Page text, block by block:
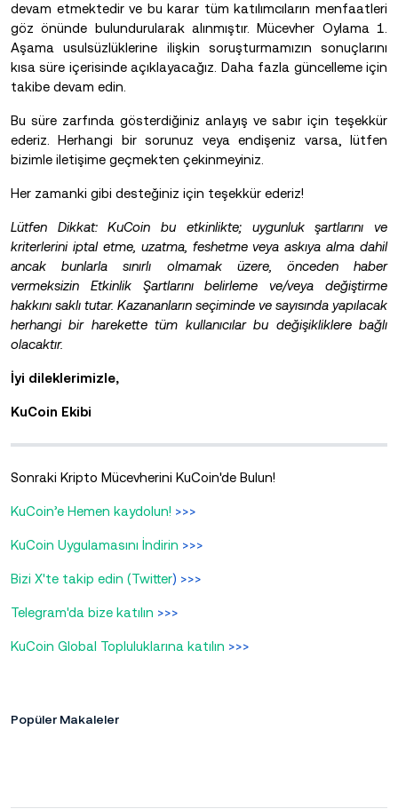
devam etmektedir ve bu karar tüm katılımcıların menfaatleri
göz önünde bulundurularak alınmıştır. Mücevher Oylama 1.
Aşama usulsüzlüklerine ilişkin soruşturmamızın sonuçlarını
kısa süre içerisinde açıklayacağız. Daha fazla güncelleme için
takibe devam edin.
Bu süre zarfında gösterdiğiniz anlayış ve sabır için teşekkür
ederiz. Herhangi bir sorunuz veya endişeniz varsa, lütfen
bizimle iletişime geçmekten çekinmeyiniz.
Her zamanki gibi desteğiniz için teşekkür ederiz!
Lütfen Dikkat: KuCoin bu etkinlikte; uygunluk şartlarını ve
kriterlerini iptal etme, uzatma, feshetme veya askıya alma dahil
ancak bunlarla sınırlı olmamak üzere, önceden haber
vermeksizin Etkinlik Şartlarını belirleme ve/veya değiştirme
hakkını saklı tutar. Kazananların seçiminde ve sayısında yapılacak
herhangi bir harekette tüm kullanıcılar bu değişikliklere bağlı
olacaktır.
İyi dileklerimizle,
KuCoin Ekibi
Sonraki Kripto Mücevherini KuCoin'de Bulun!
KuCoin’e Hemen kaydolun! >>>
KuCoin Uygulamasını İndirin >>>
Bizi X'te takip edin (Twitter) >>>
Telegram'da bize katılın >>>
KuCoin Global Topluluklarına katılın >>>
Popüler Makaleler